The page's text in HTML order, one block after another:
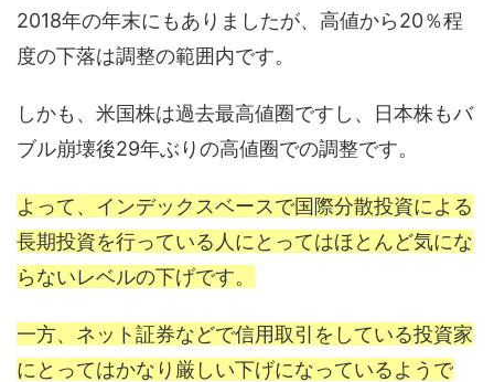
2018年の年末にもありましたが、高値から20％程
度の下落は調整の範囲内です。
しかも、米国株は過去最高値圈ですし、日本株もバ
ブル崩壊後29年ぶりの高値圈での調整です。
よって、インデックスベースで国際分散投資による
長期投資を行っている人にとってはほとんど気にな
らないレベルの下げです。
一方、ネット証券などで信用取引をしている投資家
にとってはかなり厳しい下げになっているようで